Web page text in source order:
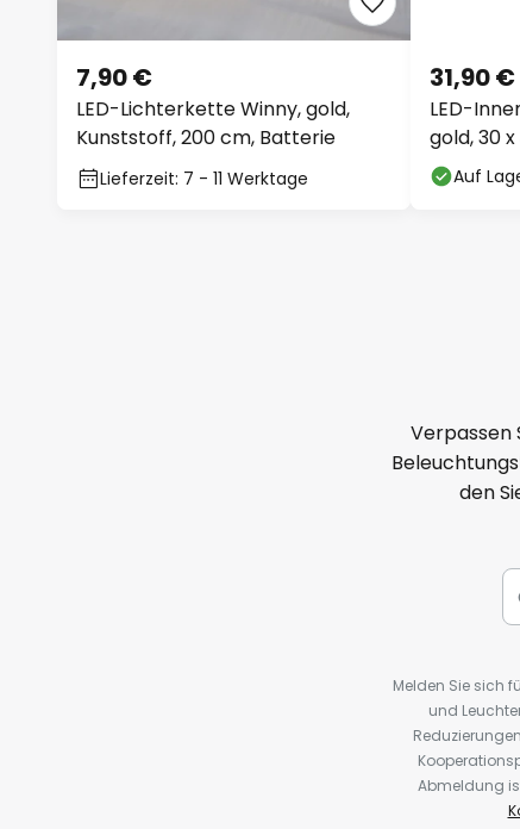
LED-Lichterkette Winny, gold,
Kunststoff, 200 cm, Batterie
7,90 €
Lieferzeit: 7 - 11 Werktage
LED-
gold, 30
31,90 €
Auf
Verpassen
den
Melden Sie sich
und
Abmeldung